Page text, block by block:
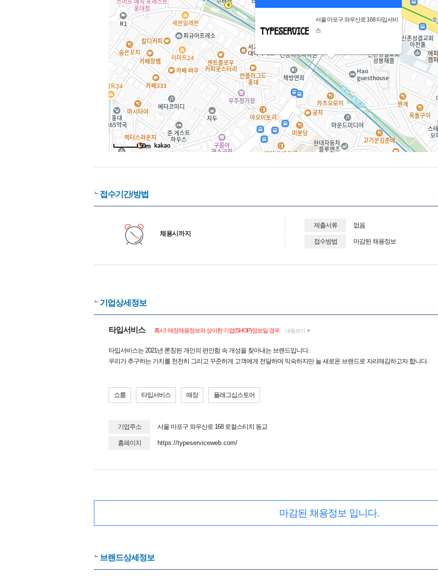
서울 마포구 와우산로 168 타입서비
스
50m
접수기간/방법
채용시까지
제출서류 없음
접수방법 마감된 채용정보
기업상세정보
타입서비스 혹시! 매장채용정보와 상이한 기업(SHOP)정보일 경우 내용보기 ▼
타입서비스는 2021년 론칭된 개인의 편안함 속 개성을 찾아내는 브랜드입니다.
우리가 추구하는 가치를 천천히 그리고 꾸준하게 고객에게 전달하며 익숙하지만 늘 새로운 브랜드로 자리매김하고자 합니다.
쇼룸 타입서비스 매장 플래그십스토어
기업주소 서울 마포구 와우산로 168 로컬스티치 동교
홈페이지 https://typeserviceweb.com/
마감된 채용정보 입니다.
브랜드상세정보